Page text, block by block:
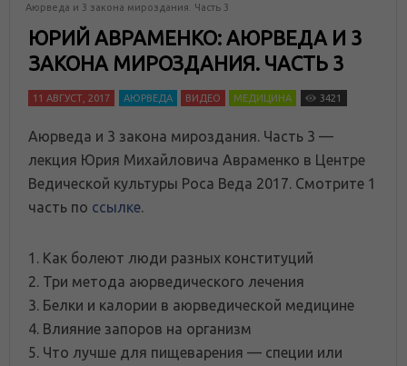
Аюрведа и 3 закона мироздания. Часть 3
ЮРИЙ АВРАМЕНКО: АЮРВЕДА И 3
ЗАКОНА МИРОЗДАНИЯ. ЧАСТЬ 3
11 АВГУСТ, 2017 АЮРВЕДА ВИДЕО МЕДИЦИНА 3421
Аюрведа и 3 закона мироздания. Часть 3 —
лекция Юрия Михайловича Авраменко в Центре
Ведической культуры Роса Веда 2017. Смотрите 1
часть по ссылке
1. Как болеют люди разных конституций
2. Три метода аюрведического лечения
3. Белки и калории в аюрведической медицине
4. Влияние запоров на организм
5. Что лучше для пищеварения — специи или